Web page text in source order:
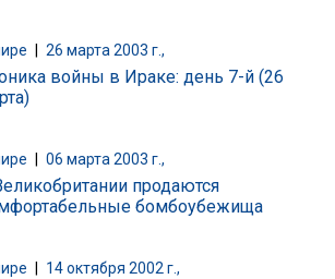
26 марта 2003 г.,
войны в Ираке: день 7-й (26
06 марта 2003 г.,
продаются
бомбоубежища
14 октября 2002 г.,